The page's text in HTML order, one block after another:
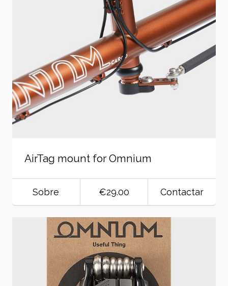
AirTag mount for Omnium
Sobre €29.00 Contactar